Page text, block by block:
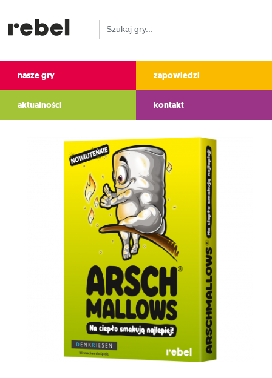
nasze gry zapowiedzi
aktualności kontakt